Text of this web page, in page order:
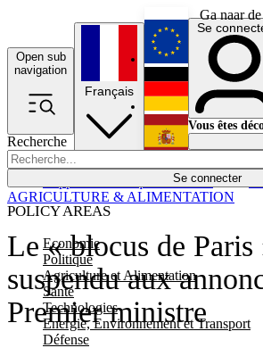
Ga naar
Open sub
navigation
Recherche
Se connecter
POLICY AREAS
Economie
Politique
Agriculture et Alimentation
Santé
Technologies
Energie, Environnement et Transport
Défense
Économie
Français
English
Deutsch
Español
Se
Vous êtes
Le « blocus de Paris
suspendu aux
Premier ministre
AGRICULTURE & ALIMENTATION